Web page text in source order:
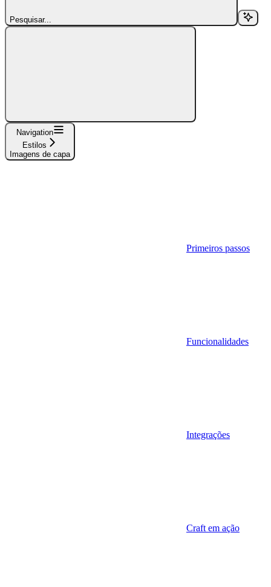
Pesquisar...
Navigation
Estilos
Imagens de capa
Primeiros passos
Funcionalidades
Integrações
Craft em ação